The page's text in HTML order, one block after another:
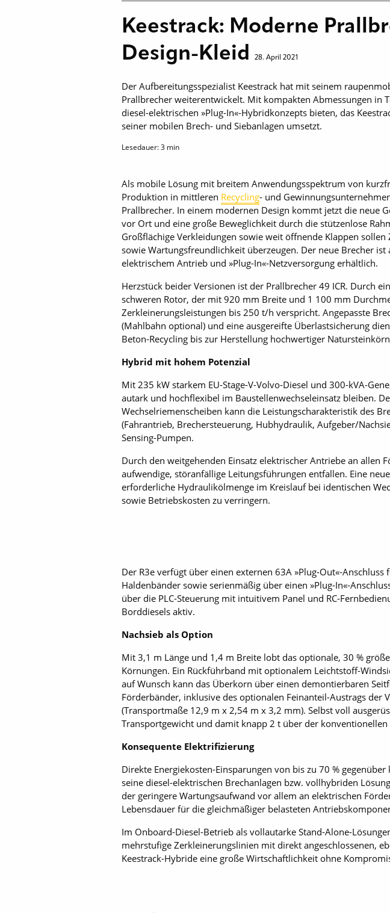
Keestrack: Moderne
Design-Kleid
28. April 2021
Der Aufbereitungsspezialist Keestrack hat mit seinem
Prallbrecher weiterentwickelt. Mit kompakten Abmessungen in
diesel-elektrischen »Plug-In«-Hybridkonzepts bieten, das
seiner mobilen Brech- und Siebanlagen umsetzt.
Lesedauer:3 min
Als mobile Lösung mit breitem Anwendungsspektrum von
Produktion in mittleren Recycling- und
Prallbrecher. In einem modernen Design kommt jetzt die neue
vor Ort und eine große Beweglichkeit durch die stützenlose
Großflächige Verkleidungen sowie weit öffnende Klappen
sowie Wartungsfreundlichkeit überzeugen. Der neue Brecher
elektrischem Antrieb und »Plug-In«-Netzversorgung erhältlich.
Herzstück beider Versionen ist der Prallbrecher 49 ICR. Durch
schweren Rotor, der mit 920 mm Breite und 1 100 mm
Zerkleinerungsleistungen bis 250 t/h verspricht. Angepasste
(Mahlbahn optional) und eine ausgereifte Überlastsicherung
Beton-Recycling bis zur Herstellung hochwertiger
Hybrid mit hohem Potenzial
Mit 235 kW starkem EU-Stage-V-Volvo-Diesel und 300-kVA-
autark und hochflexibel im Baustellenwechseleinsatz bleiben.
Wechselriemenscheiben kann die Leistungscharakteristik des
(Fahran­trieb, Brechersteuerung, Hubhydraulik, Aufgeber/
Sensing-Pumpen.
Durch den weitgehenden Einsatz elektrischer Antriebe an
aufwendige, störanfällige Leitungsführungen entfallen. Eine
erforderliche Hydraulikölmenge im Kreislauf bei identischen
sowie Betriebskosten zu verringern.
Der R3e verfügt über einen externen 63A »Plug-Out«-
Haldenbänder sowie serienmäßig über einen »Plug-In«-
über die PLC-Steuerung mit intuitivem Panel und RC-
Borddiesels aktiv.
Nachsieb als Option
Mit 3,1 m Länge und 1,4 m Breite lobt das optionale, 30 %
Körnungen. Ein Rückführband mit optionalem Leichtstoff-
auf Wunsch kann das Überkorn über einen demontierbaren
Förderbänder, inklusive des optionalen Feinanteil-Austrags der
(Transportmaße 12,9 m x 2,54 m x 3,2 mm). Selbst voll
Transportgewicht und damit knapp 2 t über der
Konsequente Elektrifizierung
Direkte Energiekosten-Einsparungen von bis zu 70 %
seine diesel-elektrischen Brechanlagen bzw. vollhybriden
der geringere Wartungsaufwand vor allem an elektrischen
Lebensdauer für die gleichmäßiger belasteten
Im Onboard-Diesel-Betrieb als vollautarke Stand-Alone-
mehrstufige Zerkleinerungslinien mit direkt angeschlossenen,
Keestrack-Hybride eine große Wirtschaftlichkeit ohne